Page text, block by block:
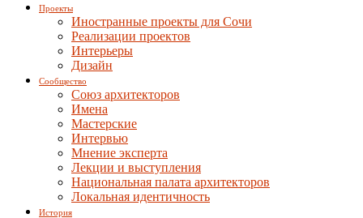
Проекты
Иностранные проекты для Сочи
Реализации проектов
Интерьеры
Дизайн
Сообщество
Союз архитекторов
Имена
Мастерские
Интервью
Мнение эксперта
Лекции и выступления
Национальная палата архитекторов
Локальная идентичность
История